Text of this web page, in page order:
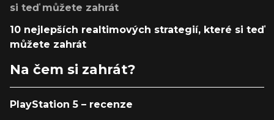
si teď můžete zahrát
10 nejlepších realtimových strategií, které si teď
můžete zahrát
Na čem si zahrát?
PlayStation 5 – recenze